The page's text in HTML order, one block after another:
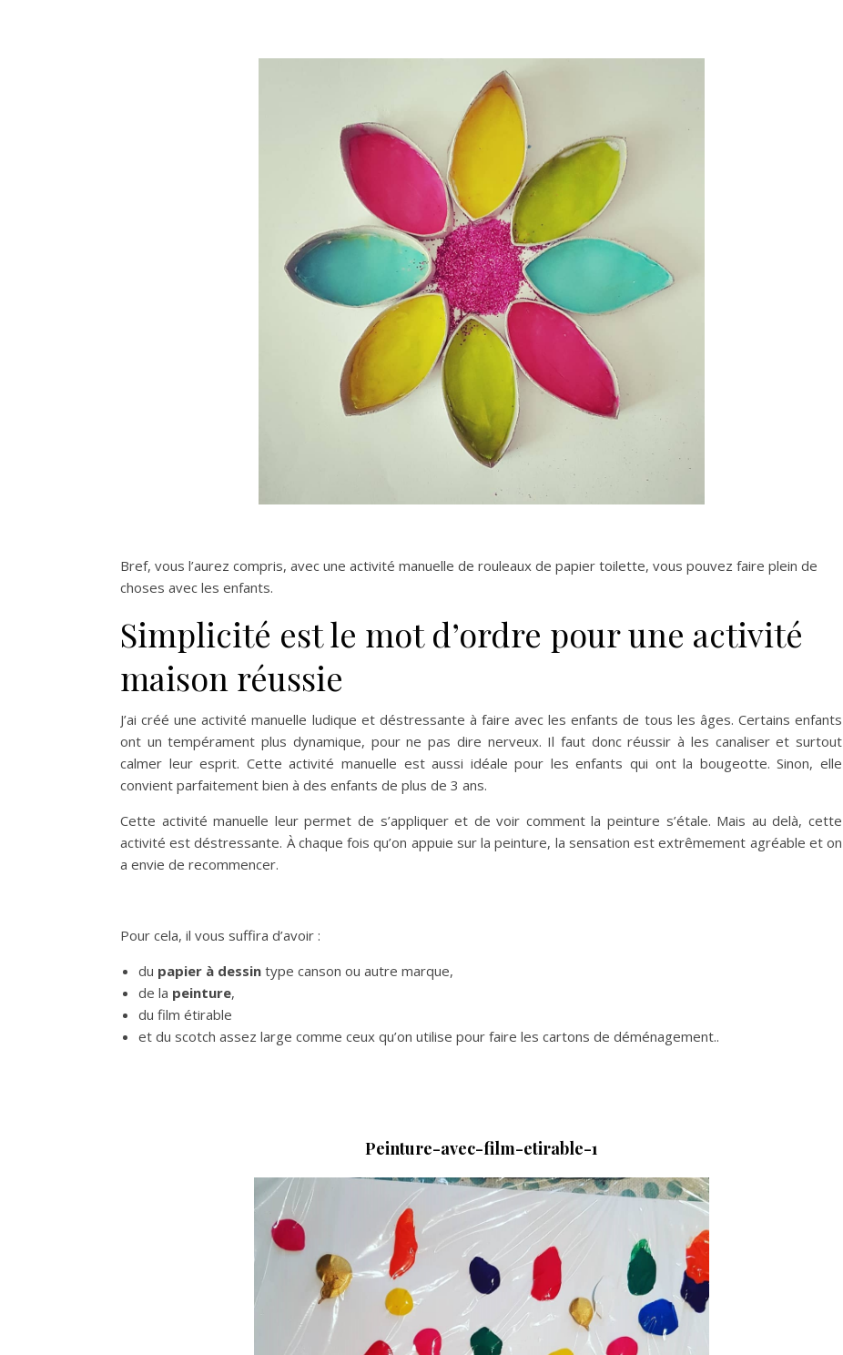
Bref, vous l’aurez compris, avec une activité manuelle de rouleaux de papier toilette, vous pouvez faire plein de
choses avec les enfants.
Simplicité est le mot d’ordre pour une activité
maison réussie
J’ai créé uneactivité manuelle ludique et déstressante à faire avec les enfants de tous les âges. Certains enfants
ont un tempérament plus dynamique, pour ne pas dire nerveux. Il faut donc réussir à les canaliser et surtout
calmer leur esprit. Cetteactivité manuelle est aussi idéale pour les enfants qui ont la bougeotte. Sinon, elle
convient parfaitement bien à des enfants de plus de 3 ans.
Cette activité manuelle leur permet de s’appliquer et de voir comment la peinture s’étale. Mais au delà, cette
activité est déstressante. À chaque fois qu’on appuie sur la peinture, la sensation est extrêmement agréable et on
a envie de recommencer.
Pour cela, il vous suffira d’avoir :
du papier à dessin type canson ou autre marque,
de la peinture,
du film étirable
et du scotch assez large comme ceux qu’on utilise pour faire les cartons de déménagement..
Peinture-avec-film-etirable-1